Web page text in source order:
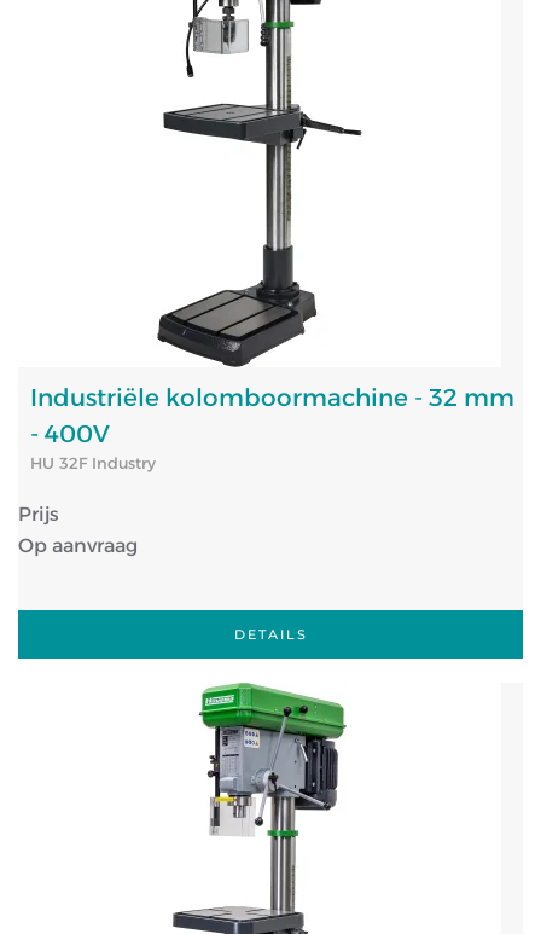
Industriële kolomboormachine - 32 mm
- 400V
HU 32F Industry
Prijs
Op aanvraag
DETAILS